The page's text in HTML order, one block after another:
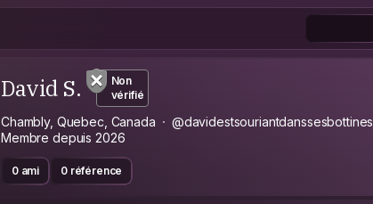
David S.
Non
vérifié
Chambly, Quebec, Canada
@davidestsouriantdanssesbottines
Membre depuis 2026
0 ami 0 référence